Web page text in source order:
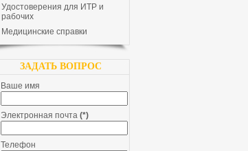
Удостоверения для ИТР и
рабочих
Медицинские справки
ЗАДАТЬ ВОПРОС
Ваше имя
Электронная почта (*)
Телефон